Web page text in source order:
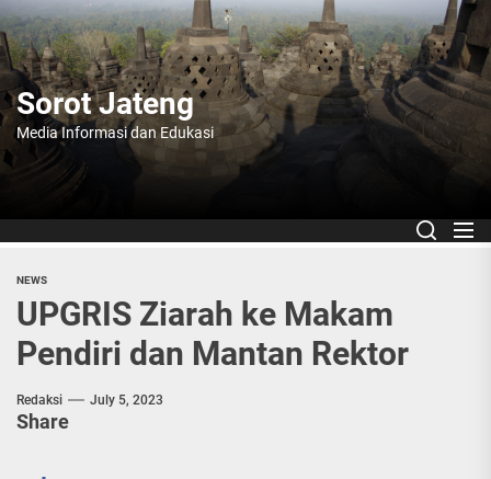
Skip
to
the
content
Sorot Jateng
Media Informasi dan Edukasi
NEWS
UPGRIS Ziarah ke Makam
Pendiri dan Mantan Rektor
Redaksi July 5, 2023
Share